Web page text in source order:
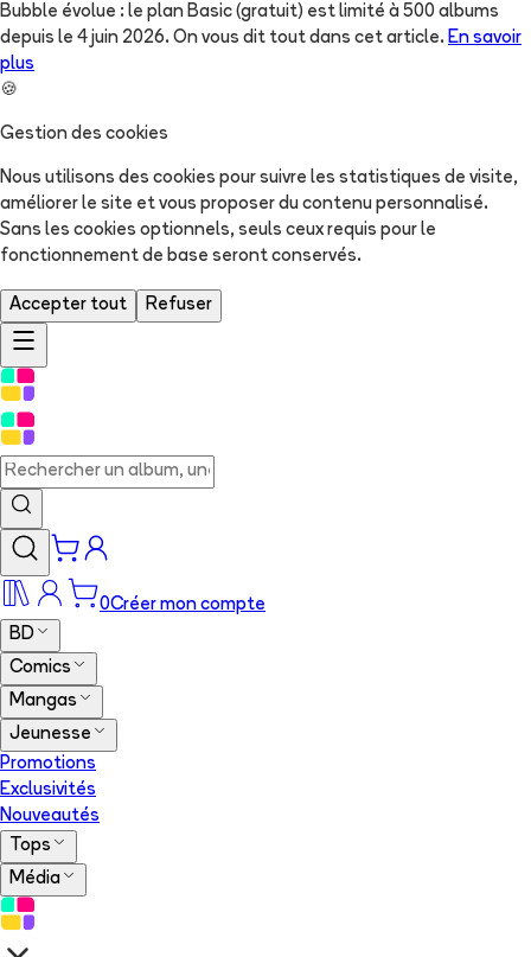
Bubble évolue : le plan Basic (gratuit) est limité à 500 albums
depuis le 4 juin 2026. On vous dit tout dans cet article. En savoir
plus
🍪
Gestion des cookies
Nous utilisons des cookies pour suivre les statistiques de visite,
améliorer le site et vous proposer du contenu personnalisé.
Sans les cookies optionnels, seuls ceux requis pour le
fonctionnement de base seront conservés.
Accepter tout Refuser
0Créer mon compte
BD
Comics
Mangas
Jeunesse
Promotions
Exclusivités
Nouveautés
Tops
Média